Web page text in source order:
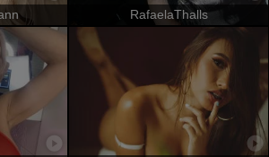
RafaelaThalls